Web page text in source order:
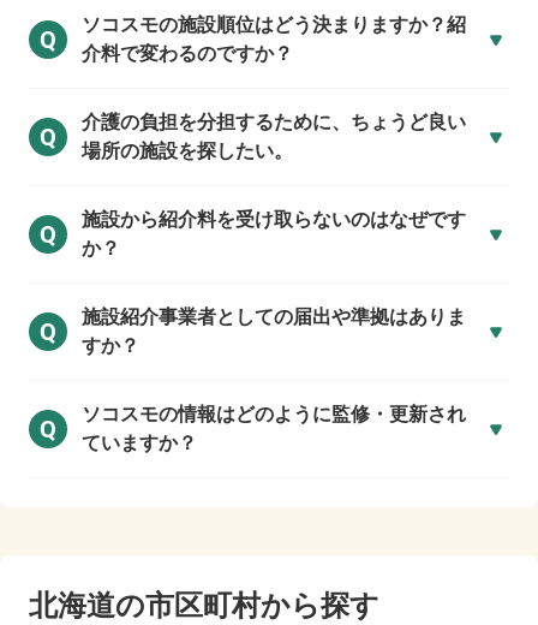
Q
ソコスモの施設順位はどう決まりますか？紹
介料で変わるのですか？
Q
介護の負担を分担するために、ちょうど良い
場所の施設を探したい。
Q
施設から紹介料を受け取らないのはなぜです
か？
Q
施設紹介事業者としての届出や準拠はありま
すか？
Q
ソコスモの情報はどのように監修・更新され
ていますか？
北海道の市区町村から探す